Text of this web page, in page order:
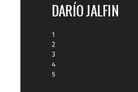
DARÍO JALFIN
1
2
3
4
5